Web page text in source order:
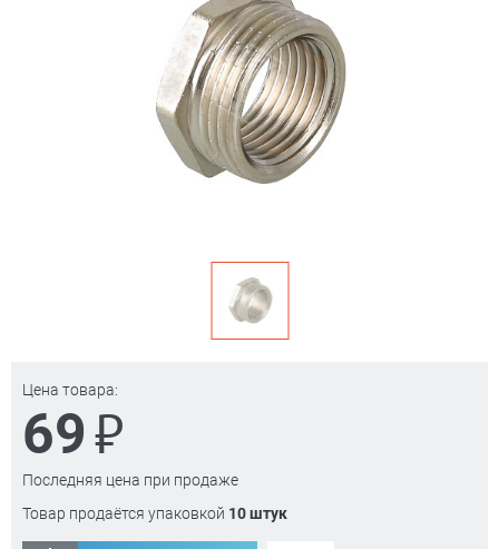
Цена товара:
69₽
Последняя цена при продаже
Товар продаётся упаковкой 10 штук